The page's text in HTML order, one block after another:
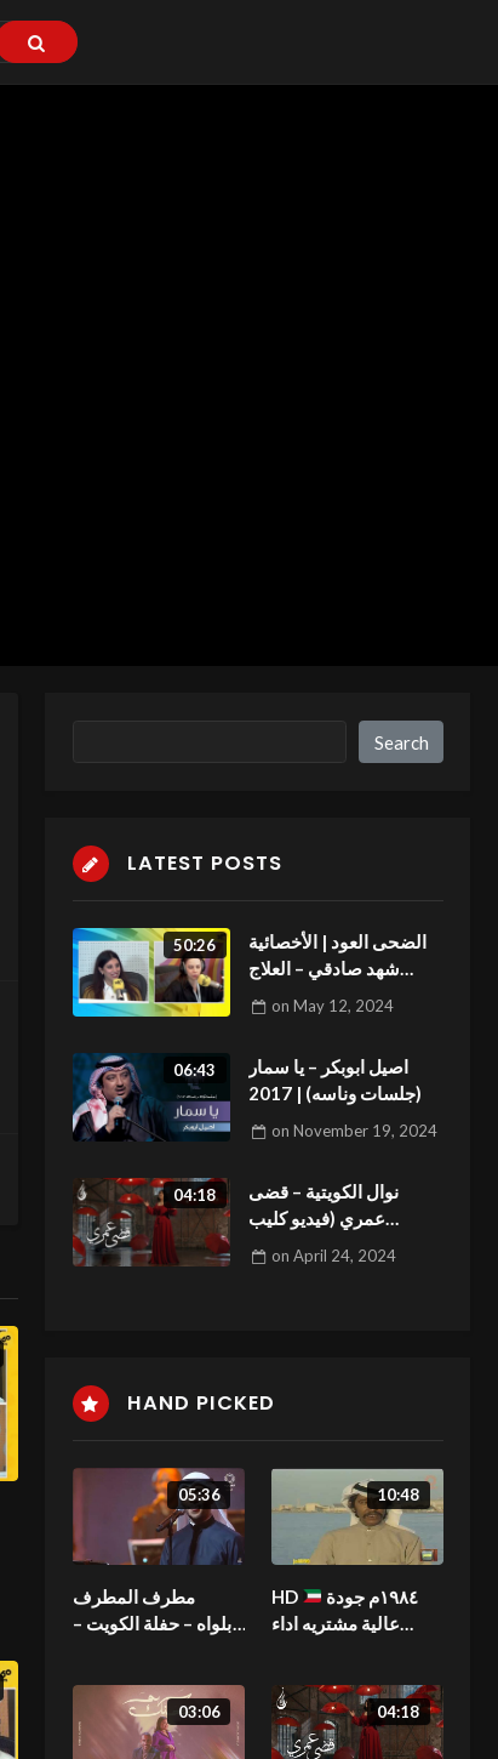
Search
LATEST POSTS
50:26
الضحى العود | الأخصائية
شهد صادقي – العلاج
الطبيعي للأطفال
onMay 12, 2024
06:43
اصيل ابوبكر – يا سمار
(جلسات وناسه) | 2017
onNovember 19, 2024
04:18
نوال الكویتیة – قضى
عمري (فيديو كليب
حصري) | 2018onApril 24, 2024
HAND PICKED
05:36
مطرف المطرف
يابلواه – حفلة الكويت –
10:48
HD
عالية مشتريه اداء
03:06 04:18